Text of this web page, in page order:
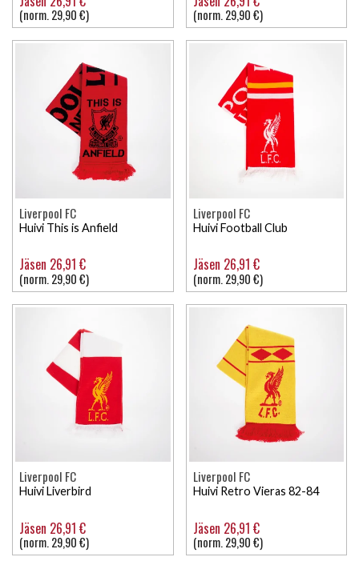
(norm. 29,90 €) (norm. 29,90 €)
Liverpool FC
Huivi This is Anfield
Jäsen 26,91 €
(norm. 29,90 €)
Liverpool FC
Huivi Football Club
Jäsen 26,91 €
(norm. 29,90 €)
Liverpool FC
Huivi Liverbird
Jäsen 26,91 €
(norm. 29,90 €)
Liverpool FC
Huivi Retro Vieras 82-84
Jäsen 26,91 €
(norm. 29,90 €)